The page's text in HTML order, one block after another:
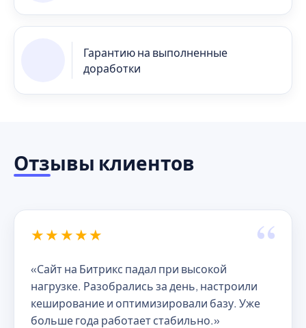
Гарантию на выполненные
доработки
Отзывы клиентов
★★★★★ “
«Сайт на Битрикс падал при высокой
нагрузке. Разобрались за день, настроили
кеширование и оптимизировали базу. Уже
больше года работает стабильно.»